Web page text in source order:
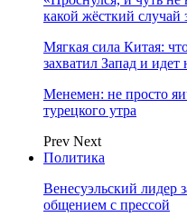
какой жёсткий случай
Мягкая сила Китая:
захватил Запад и идет
Менемен: не просто
турецкого утра
Prev Next
Политика
Венесуэльский лидер
общением с прессой